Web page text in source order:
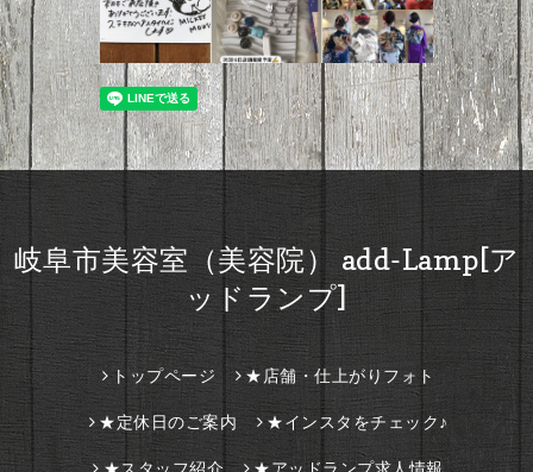
岐阜市美容室（美容院） add-Lamp[ア
ッドランプ]
トップページ ★店舗・仕上がりフォト
★定休日のご案内 ★インスタをチェック♪